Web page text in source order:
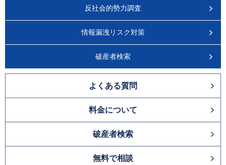
反社会的勢力調査
情報漏洩リスク対策
破産者検索
よくある質問
料金について
破産者検索
無料で相談